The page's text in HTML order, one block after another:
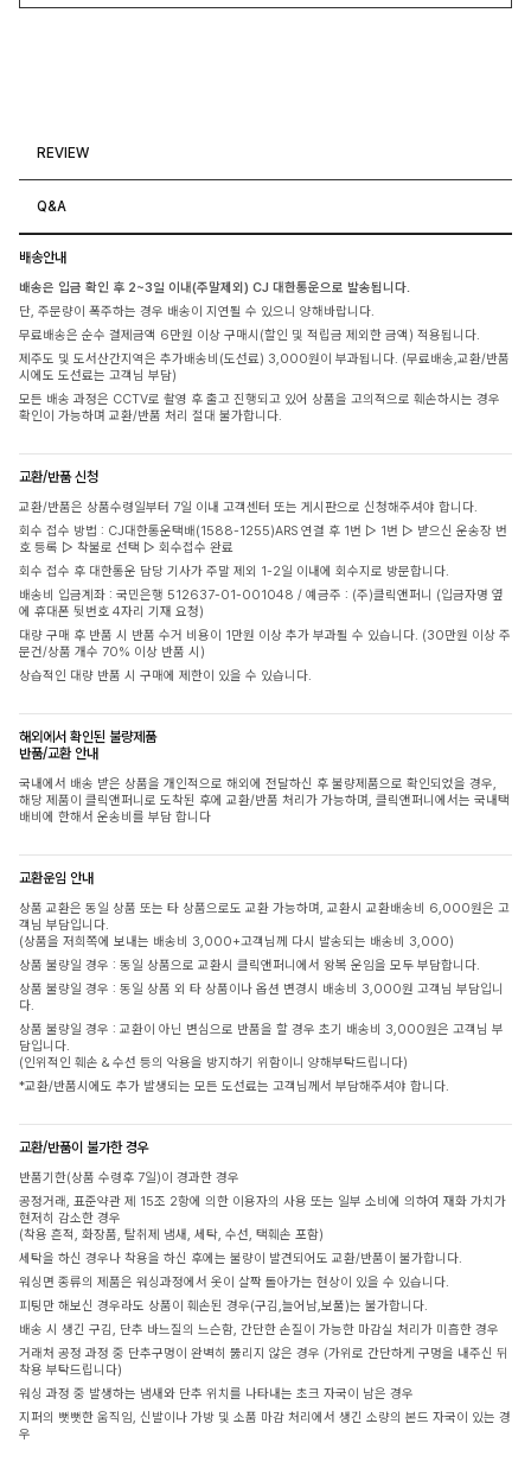
REVIEW
Q&A
배송안내
배송은 입금 확인 후 2~3일 이내(주말제외) CJ 대한통운으로 발송됩니다.
단, 주문량이 폭주하는 경우 배송이 지연될 수 있으니 양해바랍니다.
무료배송은 순수 결제금액 6만원 이상 구매시(할인 및 적립금 제외한 금액) 적용됩니다.
제주도 및 도서산간지역은 추가배송비(도선료) 3,000원이 부과됩니다. (무료배송,교환/반품
시에도 도선료는 고객님 부담)
모든 배송 과정은 CCTV로 촬영 후 출고 진행되고 있어 상품을 고의적으로 훼손하시는 경우
확인이 가능하며 교환/반품 처리 절대 불가합니다.
교환/반품 신청
교환/반품은 상품수령일부터 7일 이내 고객센터 또는 게시판으로 신청해주셔야 합니다.
회수 접수 방법 : CJ대한통운택배(1588-1255)ARS 연결 후 1번 ▷ 1번 ▷ 받으신 운송장 번
호 등록 ▷ 착불로 선택 ▷ 회수접수 완료
회수 접수 후 대한통운 담당 기사가 주말 제외 1-2일 이내에 회수지로 방문합니다.
배송비 입금계좌 : 국민은행 512637-01-001048 / 예금주 : (주)클릭앤퍼니 (입금자명 옆
에 휴대폰 뒷번호 4자리 기재 요청)
대량 구매 후 반품 시 반품 수거 비용이 1만원 이상 추가 부과될 수 있습니다. (30만원 이상 주
문건/상품 개수 70% 이상 반품 시)
상습적인 대량 반품 시 구매에 제한이 있을 수 있습니다.
해외에서 확인된 불량제품
반품/교환 안내
국내에서 배송 받은 상품을 개인적으로 해외에 전달하신 후 불량제품으로 확인되었을 경우,
해당 제품이 클릭앤퍼니로 도착된 후에 교환/반품 처리가 가능하며, 클릭앤퍼니에서는 국내택
배비에 한해서 운송비를 부담 합니다
교환운임 안내
상품 교환은 동일 상품 또는 타 상품으로도 교환 가능하며, 교환시 교환배송비 6,000원은 고
객님 부담입니다.
(상품을 저희쪽에 보내는 배송비 3,000+고객님께 다시 발송되는 배송비 3,000)
상품 불량일 경우 : 동일 상품으로 교환시 클릭앤퍼니에서 왕복 운임을 모두 부담합니다.
상품 불량일 경우 : 동일 상품 외 타 상품이나 옵션 변경시 배송비 3,000원 고객님 부담입니
다.
상품 불량일 경우 : 교환이 아닌 변심으로 반품을 할 경우 초기 배송비 3,000원은 고객님 부
담입니다.
(인위적인 훼손 & 수선 등의 악용을 방지하기 위함이니 양해부탁드립니다)
*교환/반품시에도 추가 발생되는 모든 도선료는 고객님께서 부담해주셔야 합니다.
교환/반품이 불가한 경우
반품기한(상품 수령후 7일)이 경과한 경우
공정거래, 표준약관 제 15조 2항에 의한 이용자의 사용 또는 일부 소비에 의하여 재화 가치가
현저히 감소한 경우
(착용 흔적, 화장품, 탈취제 냄새, 세탁, 수선, 택훼손 포함)
세탁을 하신 경우나 착용을 하신 후에는 불량이 발견되어도 교환/반품이 불가합니다.
워싱면 종류의 제품은 워싱과정에서 옷이 살짝 돌아가는 현상이 있을 수 있습니다.
피팅만 해보신 경우라도 상품이 훼손된 경우(구김,늘어남,보풀)는 불가합니다.
배송 시 생긴 구김, 단추 바느질의 느슨함, 간단한 손질이 가능한 마감실 처리가 미흡한 경우
거래처 공정 과정 중 단추구멍이 완벽히 뚫리지 않은 경우 (가위로 간단하게 구멍을 내주신 뒤
착용 부탁드립니다)
워싱 과정 중 발생하는 냄새와 단추 위치를 나타내는 초크 자국이 남은 경우
지퍼의 뻣뻣한 움직임, 신발이나 가방 및 소품 마감 처리에서 생긴 소량의 본드 자국이 있는 경
우